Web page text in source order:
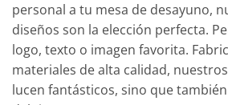
personal a tu mesa de desayuno,
diseños son la elección perfecta.
logo, texto o imagen favorita.
materiales de alta calidad,
lucen fantásticos, sino que